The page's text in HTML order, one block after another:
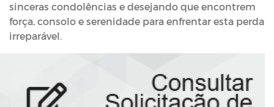
sinceras condolências e desejando que encontrem
força, consolo e serenidade para enfrentar esta perda
irreparável.